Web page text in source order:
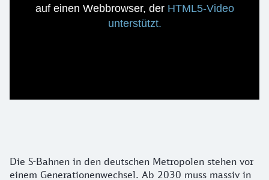
auf einen Webbrowser, der HTML5-Video
unterstützt.
Informationen zur Veranstaltung "Neue S-
Die S-Bahnen in den deutschen Metropolen stehen vor
einem Generationenwechsel. Ab 2030 muss massiv in